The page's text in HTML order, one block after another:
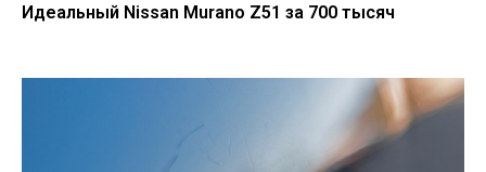
Идеальный Nissan Murano Z51 за 700 тысяч